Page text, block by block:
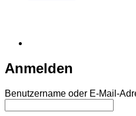
Anmelden
Benutzername oder E-Mail-